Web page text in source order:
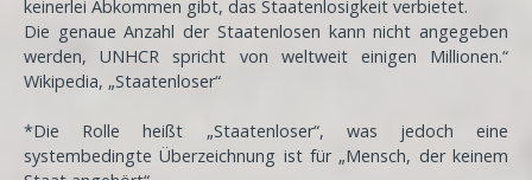
keinerlei Abkommen gibt, das Staatenlosigkeit verbietet.
Die genaue Anzahl der Staatenlosen kann nicht angegeben
werden, UNHCR spricht von weltweit einigen Millionen.“
Wikipedia, „Staatenloser“
*Die Rolle heißt „Staatenloser“, was jedoch eine
systembedingte Überzeichnung ist für „Mensch, der keinem